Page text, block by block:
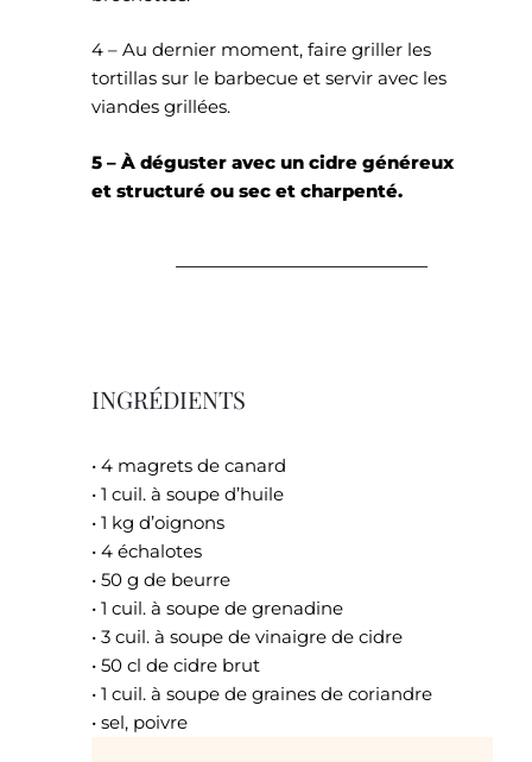
4 – Au dernier moment, faire griller les
tortillas sur le barbecue et servir avec les
viandes grillées.
5 – À déguster avec un cidre généreux
et structuré ou sec et charpenté.
INGRÉDIENTS
• 4 magrets de canard
• 1 cuil. à soupe d’huile
• 1 kg d’oignons
• 4 échalotes
• 50 g de beurre
• 1 cuil. à soupe de grenadine
• 3 cuil. à soupe de vinaigre de cidre
• 50 cl de cidre brut
• 1 cuil. à soupe de graines de coriandre
• sel, poivre